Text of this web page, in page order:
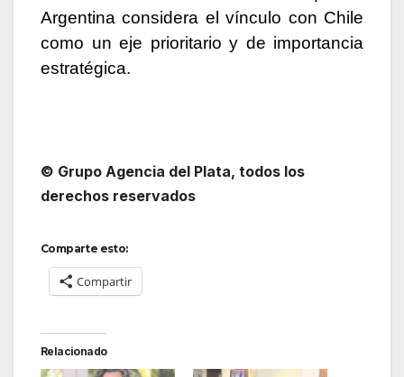
Argentina considera el vínculo con Chile
como un eje prioritario y de importancia
estratégica.
© Grupo Agencia del Plata, todos los
derechos reservados
Comparte esto:
Compartir
Relacionado